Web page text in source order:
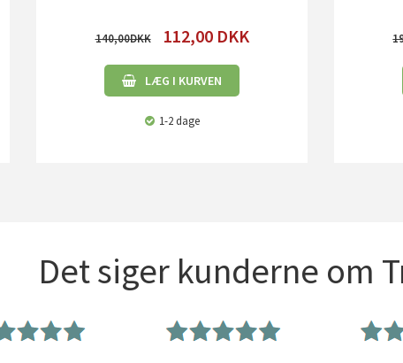
140,00 112,00 DKK
LÆG I KURVEN
1-2 dage
Det siger kunderne om